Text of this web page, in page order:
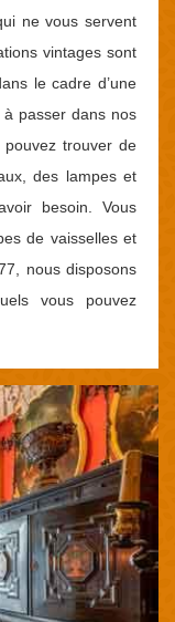
ne vous servent
vintages sont
le cadre d’une
à passer dans nos
pouvez trouver de
des lampes et
besoin. Vous
de vaisselles et
nous disposons
vous pouvez